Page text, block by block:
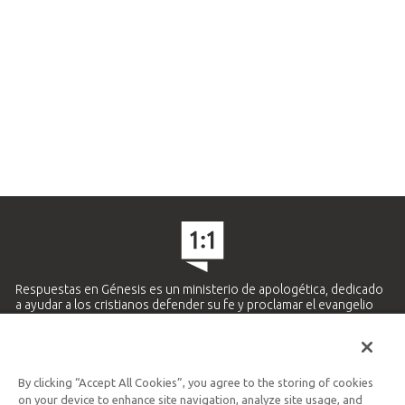
Respuestas en Génesis es un ministerio de apologética, dedicado
a ayudar a los cristianos defender su fe y proclamar el evangelio
Ministerio Hispano y Latinoamericano
By clicking “Accept All Cookies”, you agree to the storing of cookies
on your device to enhance site navigation, analyze site usage, and